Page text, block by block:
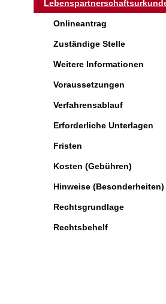
Onlineantrag
Zuständige Stelle
Weitere Informationen
Voraussetzungen
Verfahrensablauf
Erforderliche Unterlagen
Fristen
Kosten (Gebühren)
Hinweise (Besonderheiten)
Rechtsgrundlage
Rechtsbehelf